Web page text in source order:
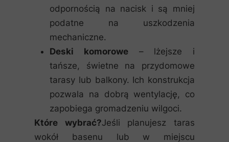
odpornością na nacisk i są mniej
podatne na uszkodzenia
mechaniczne.
Deski komorowe– lżejsze i
tańsze, świetne na przydomowe
tarasy lub balkony. Ich konstrukcja
pozwala na dobrą wentylację, co
zapobiega gromadzeniu wilgoci.
Które wybrać?Jeśli planujesz taras
wokół basenu lub w miejscu